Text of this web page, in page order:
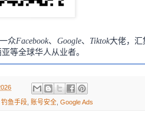
众Facebook、 Google、 Tiktok大佬，汇
等全球华人从业者。
钓鱼手段 账号安全 Google Ads